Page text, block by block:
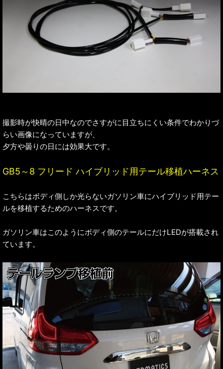
撮影時が快晴の日中なのでさすがに目立ちにくい条件でわかりづ
らい画像になっていますが、
夕方や曇りの日には効果大です。
GB5～8 フリード ハイブリッド用テール移植ハーネス
こちらはボディ側しか光らないガソリン車にハイブリッド用テー
ルを移植するためのハーネスです。
ガソリン車はこのようにボディ側のテールにだけLEDが搭載され
ています。